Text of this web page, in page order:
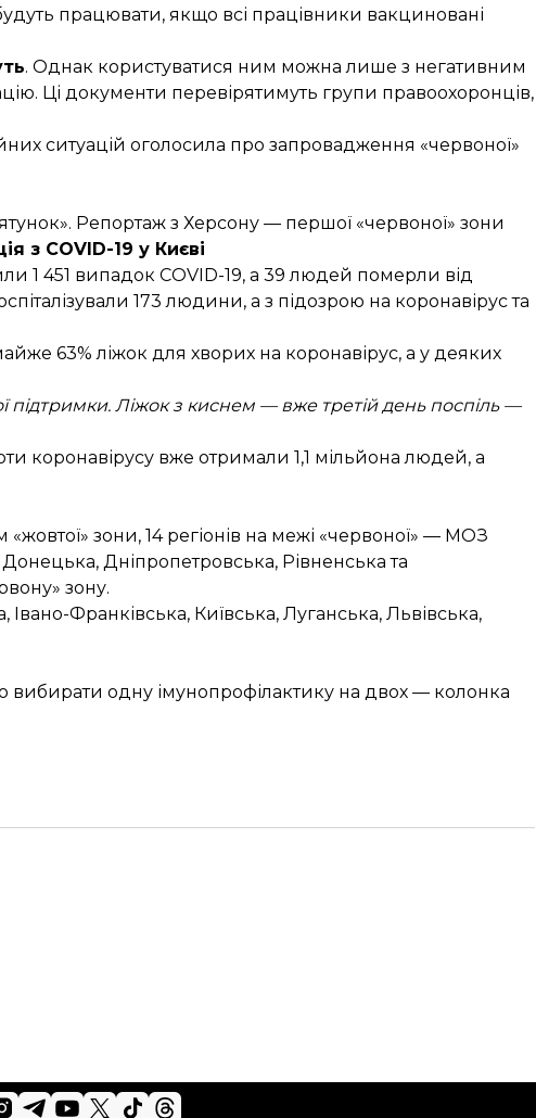
працювати, якщо всі працівники вакциновані
. Однак користуватися ним можна лише з негативним
Ці документи перевірятимуть групи правоохоронців,
ситуацій оголосила про запровадження «червоної»
Репортаж з Херсону — першої «червоної» зони
з COVID-19 у Києві
1 451 випадок COVID-19, а 39 людей померли від
173 людини, а з підозрою на коронавірус та
63% ліжок для хворих на коронавірус, а у деяких
підтримки. Ліжок з киснем — вже третій день поспіль —
коронавірусу вже отримали 1,1 мільйона людей, а
зони, 14 регіонів на межі «червоної» — МОЗ
Донецька, Дніпропетровська, Рівненська та
зону.
Франківська, Київська, Луганська, Львівська,
вибирати одну імунопрофілактику на двох — колонка